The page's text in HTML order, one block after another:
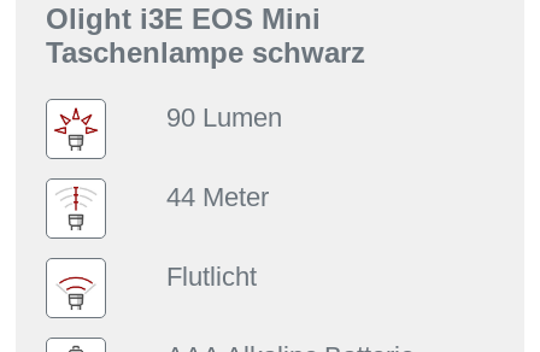
Olight i3E EOS Mini
Taschenlampe schwarz
90 Lumen
44 Meter
Flutlicht